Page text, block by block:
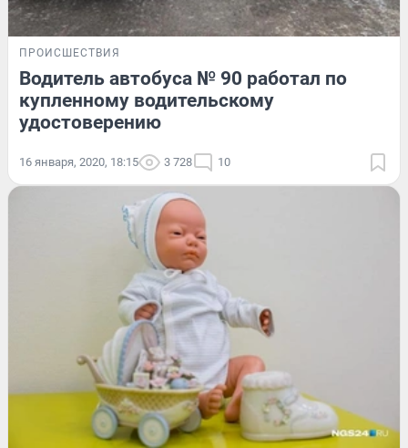
ПРОИСШЕСТВИЯ
Водитель автобуса № 90 работал по
купленному водительскому
удостоверению
16 января, 2020, 18:15 3 728 10